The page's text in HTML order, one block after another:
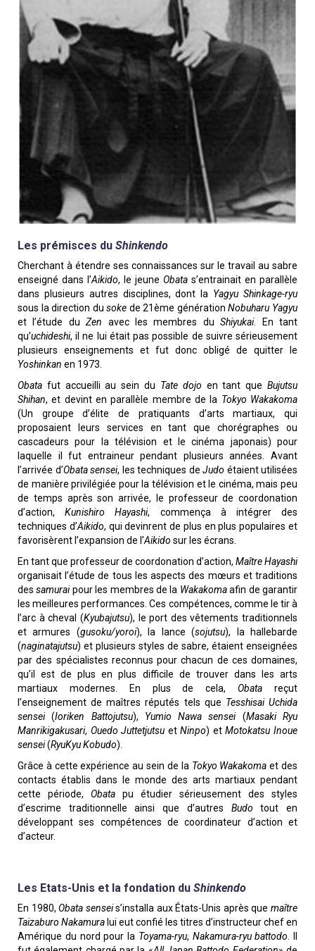
Les prémisces du Shinkendo
Cherchant à étendre ses connaissances sur le travail au sabre
enseigné dans l’Aikido, le jeune Obata s’entrainait en parallèle
dans plusieurs autres disciplines, dont la Yagyu Shinkage-ryu
sous la direction dusoke de 21ème générationNobuharu Yagyu
et l’étude duZen avec les membres duShiyukai. En tant
qu’uchideshi, il ne lui était pas possible de suivre sérieusement
plusieurs enseignements et fut donc obligé de quitter le
Yoshinkan en 1973.
Obata fut accueilli au sein du Tate dojo en tant queBujutsu
Shihan, et devint en parallèle membre de la Tokyo Wakakoma
(Un groupe d’élite de pratiquants d’arts martiaux, qui
proposaient leurs services en tant que chorégraphes ou
cascadeurs pour la télévision et le cinéma japonais) pour
laquelle il fut entraineur pendant plusieurs années. Avant
l’arrivée d’Obata sensei, les techniques de Judo étaient utilisées
de manière privilégiée pour la télévision et le cinéma, mais peu
de temps après son arrivée, le professeur de coordonation
d’action,Kunishiro Hayashi, commença à intégrer des
techniques d’Aikido, qui devinrent de plus en plus populaires et
favorisèrent l’expansion de l’Aikido sur les écrans.
En tant que professeur de coordonation d’action, Maître Hayashi
organisait l’étude de tous les aspects des mœurs et traditions
dessamuraipour les membres de la Wakakomaafin de garantir
les meilleures performances. Ces compétences, comme le tir à
l’arc à cheval (Kyubajutsu), le port des vêtements traditionnels
et armures (gusoku/yoroi), la lance (sojutsu), la hallebarde
(naginatajutsu) et plusieurs styles de sabre, étaient enseignées
par des spécialistes reconnus pour chacun de ces domaines,
qu’il est de plus en plus difficile de trouver dans les arts
martiaux modernes. En plus de cela,Obata reçut
l’enseignement de maîtres réputés tels que Tesshisai Uchida
sensei(Ioriken Battojutsu), Yumio Nawa sensei(Masaki Ryu
Manrikigakusari, Ouedo Juttetjutsu etNinpo) etMotokatsu Inoue
sensei(RyuKyu Kobudo).
Grâce à cette expérience au sein de la Tokyo Wakakoma et des
contacts établis dans le monde des arts martiaux pendant
cette période, Obata pu étudier sérieusement des styles
d’escrime traditionnelle ainsi que d’autres Budo tout en
développant ses compétences de coordinateur d’action et
d’acteur.
Partie
Les Etats-Unis et la fondation du Shinkendo
En 1980,Obata senseis’installa aux États-Unis après quemaître
Taizaburo Nakamura lui eut confié les titres d’instructeur chef en
Amérique du nord pour la Toyama-ryu, Nakamura-ryu battodo